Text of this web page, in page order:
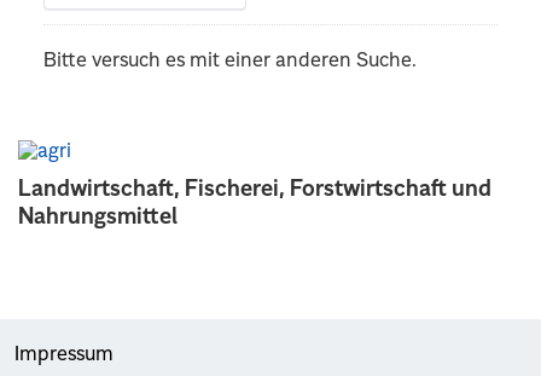
Landwirtschaft, Fischerei, Forstwirtschaft und
Nahrungsmittel
Bitte versuch es mit einer anderen Suche.
Impressum